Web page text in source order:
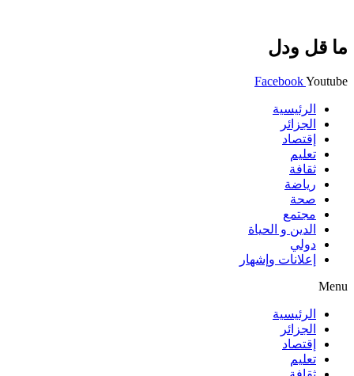
ما قل ودل
FacebookYoutube
الرئيسية
الجزائر
إقتصاد
تعليم
ثقافة
رياضة
صحة
مجتمع
الدين و الحياة
دولي
إعلانات وإشهار
Menu
الرئيسية
الجزائر
إقتصاد
تعليم